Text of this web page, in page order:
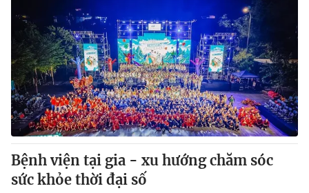
Thế giới
Tin tức
Thế giới đó đây
Câu chuyện quốc tế
Kinh tế
Tài chính
Thị trường
Góc doanh nghiệp
Dữ liệu và đời sống
Truyền hình
Bệnh viện tại gia - xu hướng chăm sóc
sức khỏe thời đại số